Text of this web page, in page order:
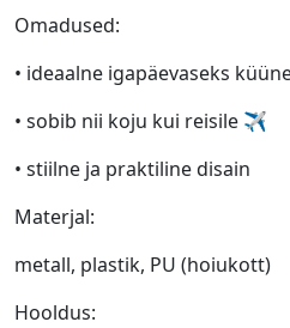
Omadused:
• ideaalne igapäevaseks
• sobib nii koju kui reisile ✈️
• stiilne ja praktiline disain
Materjal:
metall, plastik, PU (hoiukott)
Hooldus: